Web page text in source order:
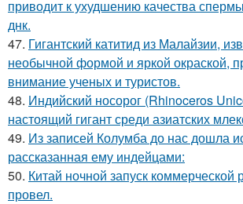
приводит к ухудшению качества
днк.
47. Гигантский катитид из Малайзии,
необычной формой и яркой окраской,
внимание ученых и туристов.
48. Индийский носорог (Rhinoceros
настоящий гигант среди азиатских
49. Из записей Колумба до нас дошла
рассказанная ему индейцами:
50. Китай ночной запуск коммерческой
провел.